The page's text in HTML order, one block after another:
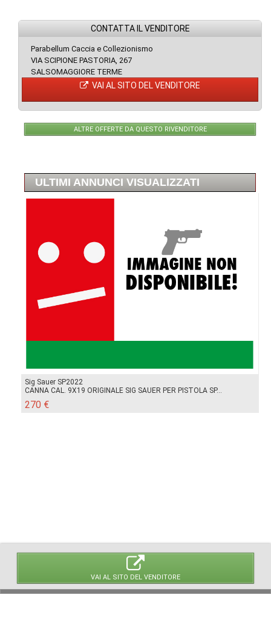
VAI AL SITO DEL VENDITORE
CONTATTA IL VENDITORE
Parabellum Caccia e Collezionismo
VIA SCIPIONE PASTORIA, 267
SALSOMAGGIORE TERME
VAI AL SITO DEL VENDITORE
ALTRE OFFERTE DA QUESTO RIVENDITORE
ULTIMI ANNUNCI VISUALIZZATI
Sig Sauer SP2022
CANNA CAL. 9X19 ORIGINALE SIG SAUER PER PISTOLA SP...
270 €